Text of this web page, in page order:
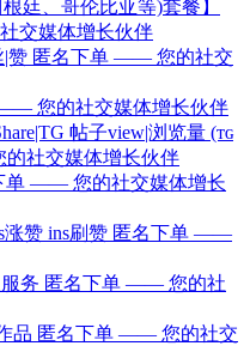
廷、哥伦比亚等)套餐】
交媒体增长伙伴
|赞 匿名下单 —— 您的社交
您的社交媒体增长伙伴
帖子view|浏览量 (ᴛɢ
社交媒体增长伙伴
单 —— 您的社交媒体增长
涨赞 ins刷赞 匿名下单 ——
服务 匿名下单 —— 您的社
作品 匿名下单 —— 您的社交